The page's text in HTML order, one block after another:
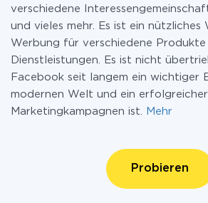
verschiedene
und vieles mehr. Es ist ein nützliches
Werbung für verschiedene Produkte
Dienstleistungen. Es ist nicht
Facebook seit langem ein wichtiger
modernen Welt und ein
Marketingkampagnen ist.
Mehr
Probieren